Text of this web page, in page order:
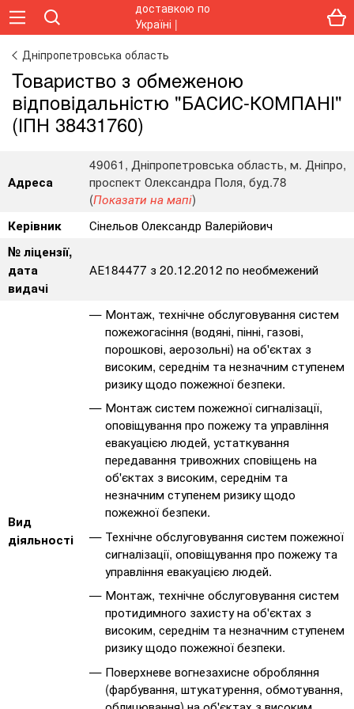
Дніпропетровська область
Toвapиcтвo з oбмeжeнoю
вiдпoвiдaльнicтю "БАСИС-КОМПАНІ"
(ІПН 38431760)
Адреса
49061, Дніпропетровська область, м. Дніпро,
проспект Олександра Поля, буд.78
(Показати на мапі)
Керівник
Сінельов Олександр Валерійович
№ ліцензії,
дата
видачі
АЕ184477 з 20.12.2012 по необмежений
Вид
діяльності
Монтаж, технічне обслуговування систем
пожежогасіння (водяні, пінні, газові,
порошкові, аерозольні) на об'єктах з
високим, середнім та незначним ступенем
ризику щодо пожежної безпеки.
Монтаж систем пожежної сигналізації,
оповіщування про пожежу та управління
евакуацією людей, устаткування
передавання тривожних сповіщень на
об'єктах з високим, середнім та
незначним ступенем ризику щодо
пожежної безпеки.
Технічне обслуговування систем пожежної
сигналізації, оповіщування про пожежу та
управління евакуацією людей.
Монтаж, технічне обслуговування систем
протидимного захисту на об'єктах з
високим, середнім та незначним ступенем
ризику щодо пожежної безпеки.
Поверхневе вогнезахисне обробляння
(фарбування, штукатурення, обмотування,
облицювання) на об'єктах з високим,